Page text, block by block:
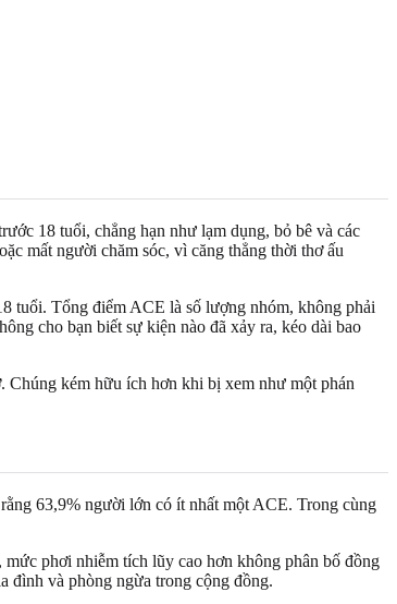
18 tuổi, chẳng hạn như lạm dụng, bỏ bê và các
mất người chăm sóc, vì căng thẳng thời thơ ấu
tuổi. Tổng điểm ACE là số lượng nhóm, không phải
cho bạn biết sự kiện nào đã xảy ra, kéo dài bao
Chúng kém hữu ích hơn khi bị xem như một phán
63,9% người lớn có ít nhất một ACE. Trong cùng
phơi nhiễm tích lũy cao hơn không phân bố đồng
đình và phòng ngừa trong cộng đồng.